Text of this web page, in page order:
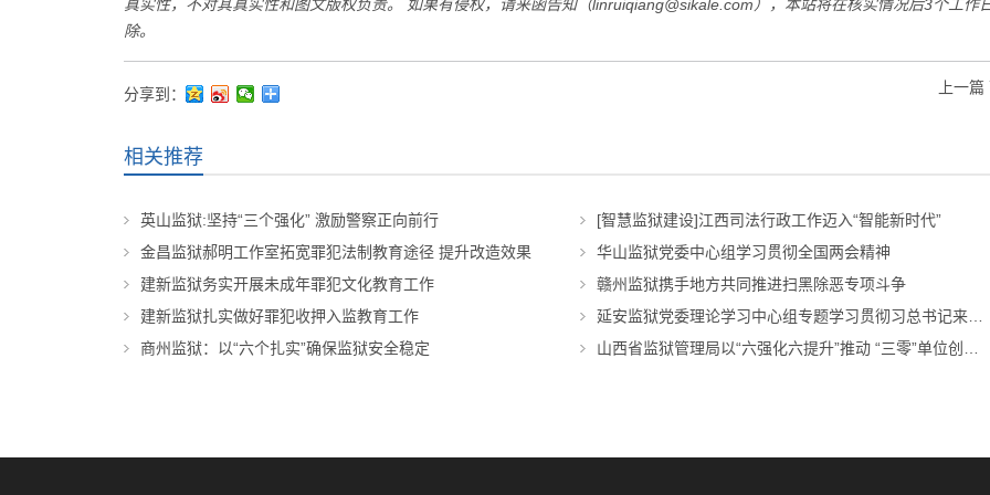
真实性，不对其真实性和图文版权负责。 如果有侵权，请来函告知（linruiqiang@sikale.com），本站将在核实情况后3个工作
除。
上一篇
分享到：
相关推荐
英山监狱:坚持“三个强化” 激励警察正向前行
[智慧监狱建设]江西司法行政工作迈入“智能新时代”
金昌监狱郝明工作室拓宽罪犯法制教育途径 提升改造效果
华山监狱党委中心组学习贯彻全国两会精神
建新监狱务实开展未成年罪犯文化教育工作
赣州监狱携手地方共同推进扫黑除恶专项斗争
建新监狱扎实做好罪犯收押入监教育工作
延安监狱党委理论学习中心组专题学习贯彻习总书记来陕考察重要讲话
商州监狱：以“六个扎实”确保监狱安全稳定